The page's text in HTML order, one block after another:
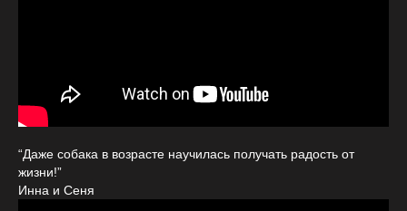
“Даже собака в возрасте научилась получать радость от
жизни!”
Инна и Сеня